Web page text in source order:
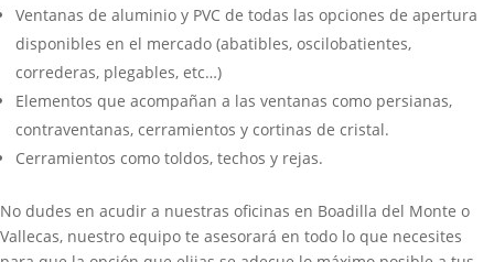
Ventanas de aluminio y PVC de todas las opciones de apertura
disponibles en el mercado (abatibles, oscilobatientes,
correderas, plegables, etc…)
Elementos que acompañan a las ventanas como persianas,
contraventanas, cerramientos y cortinas de cristal.
Cerramientos como toldos, techos y rejas.
No dudes en acudir a nuestras oficinas en Boadilla del Monte o
Vallecas, nuestro equipo te asesorará en todo lo que necesites